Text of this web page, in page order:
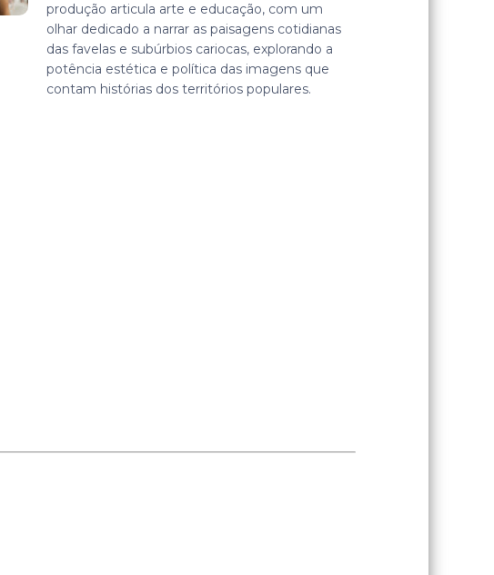
produção articula arte e educação, com um
olhar dedicado a narrar as paisagens cotidianas
das favelas e subúrbios cariocas, explorando a
potência estética e política das imagens que
contam histórias dos territórios populares.